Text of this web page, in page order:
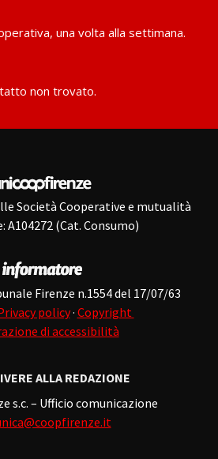
una volta alla settimana.
non trovato.
Società Cooperative e mutualità
A104272 (Cat. Consumo)
Firenze n.1554 del 17/07/63
policy· Copyright
di accessibilità
ALLA REDAZIONE
s.c. – Ufficio comunicazione